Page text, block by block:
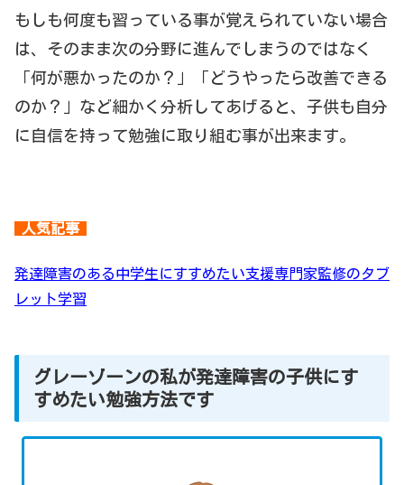
もしも何度も習っている事が覚えられていない場合
は、そのまま次の分野に進んでしまうのではなく
「何が悪かったのか？」「どうやったら改善できる
のか？」など細かく分析してあげると、子供も自分
に自信を持って勉強に取り組む事が出来ます。
人気記事
発達障害のある中学生にすすめたい支援専門家監修のタブ
レット学習
グレーゾーンの私が発達障害の子供にす
すめたい勉強方法です